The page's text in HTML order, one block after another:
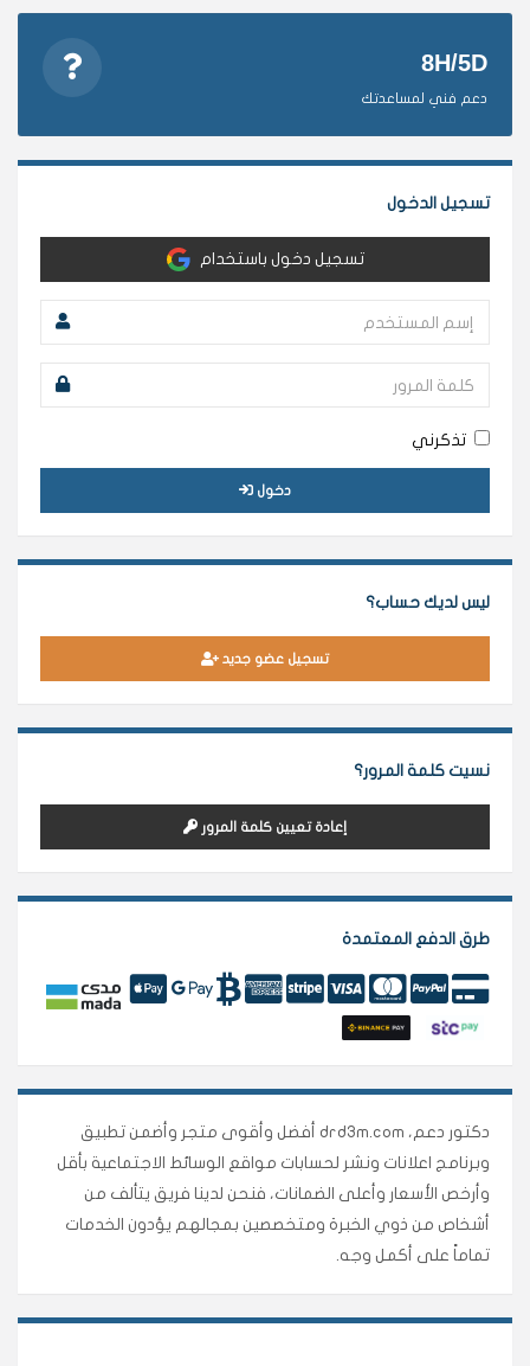
8H/5D
دعم فني لمساعدتك
تسجيل الدخول
تسجيل دخول باستخدام
تذكرني
دخول
ليس لديك حساب؟
تسجيل عضو جديد
نسيت كلمة المرور؟
إعادة تعيين كلمة المرور
طرق الدفع المعتمدة
دكتور دعم، drd3m.com أفضل وأقوى متجر وأضمن تطبيق
وبرنامج اعلانات ونشر لحسابات مواقع الوسائط الاجتماعية بأقل
وأرخص الأسعار وأعلى الضمانات، فنحن لدينا فريق يتألف من
أشخاص من ذوي الخبرة ومتخصصين بمجالهم يؤدون الخدمات
تماماً على أكمل وجه.